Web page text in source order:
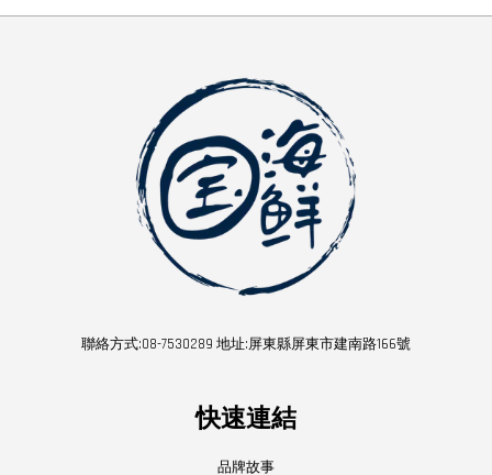
聯絡方式:08-7530289 地址:屏東縣屏東市建南路166號
快速連結
品牌故事